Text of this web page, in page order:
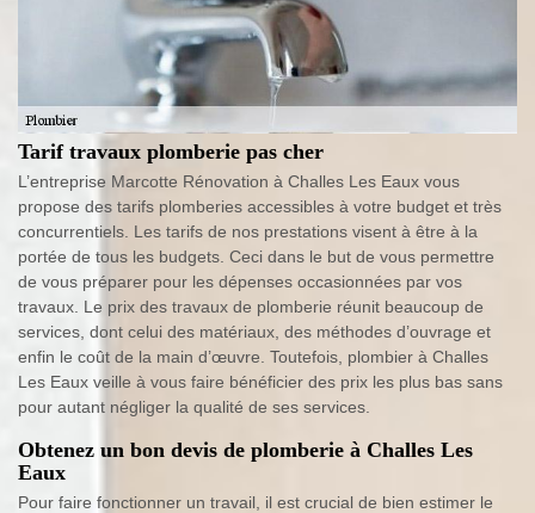
Tarif travaux plomberie pas cher
L’entreprise Marcotte Rénovation à Challes Les Eaux vous
propose des tarifs plomberies accessibles à votre budget et très
concurrentiels. Les tarifs de nos prestations visent à être à la
portée de tous les budgets. Ceci dans le but de vous permettre
de vous préparer pour les dépenses occasionnées par vos
travaux. Le prix des travaux de plomberie réunit beaucoup de
services, dont celui des matériaux, des méthodes d’ouvrage et
enfin le coût de la main d’œuvre. Toutefois, plombier à Challes
Les Eaux veille à vous faire bénéficier des prix les plus bas sans
pour autant négliger la qualité de ses services.
Obtenez un bon devis de plomberie à Challes Les
Eaux
Pour faire fonctionner un travail, il est crucial de bien estimer le